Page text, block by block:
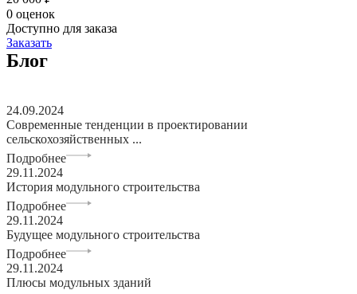
0 оценок
Доступно для заказа
Заказать
Блог
24.09.2024
Современные тенденции в проектировании
сельскохозяйственных ...
Подробнее
29.11.2024
История модульного строительства
Подробнее
29.11.2024
Будущее модульного строительства
Подробнее
29.11.2024
Плюсы модульных зданий